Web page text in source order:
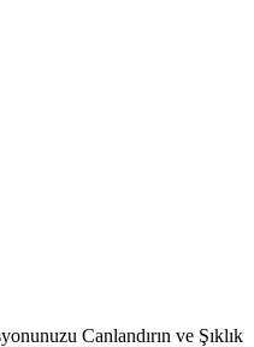
Canlandırın ve Şıklık